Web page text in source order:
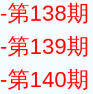
第138
第139
第140